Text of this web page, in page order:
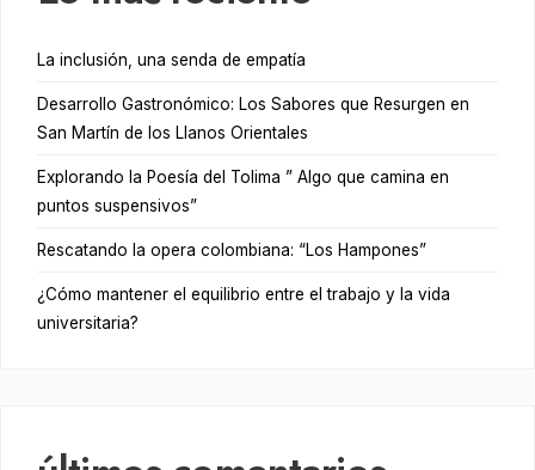
La inclusión, una senda de empatía
Desarrollo Gastronómico: Los Sabores que Resurgen en
San Martín de los Llanos Orientales
Explorando la Poesía del Tolima ” Algo que camina en
puntos suspensivos”
Rescatando la opera colombiana: “Los Hampones”
¿Cómo mantener el equilibrio entre el trabajo y la vida
universitaria?